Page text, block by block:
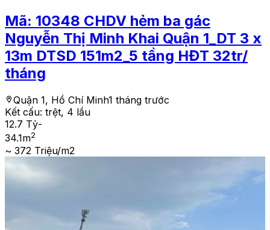
Mã: 10348 CHDV hẻm ba gác
Nguyễn Thị Minh Khai Quận 1_DT 3 x
13m DTSD 151m2_5 tầng HĐT 32tr/
tháng
Quận 1, Hồ Chí Minh1 tháng trước
Kết cấu: trệt, 4 lầu
12.7 Tỷ-
34.1m2
~ 372 Triệu/m2